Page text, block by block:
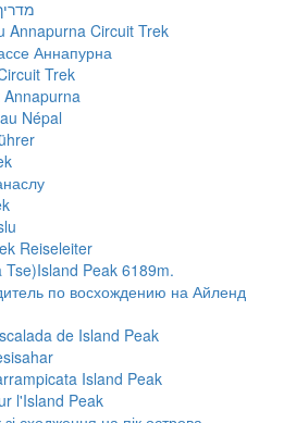
Annapurna Circuit Trek
Аннапурна
Trek
Népal
Reiseleiter
Peak 6189m.
по восхождению на Айленд
de Island Peak
Island Peak
l'Island Peak